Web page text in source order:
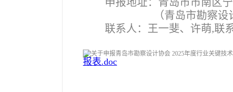
（青岛市勘察
联系人：王一斐、许萌,联
报表.doc